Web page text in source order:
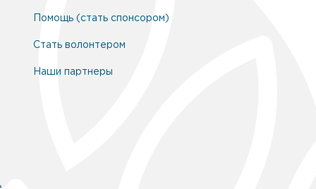
Помощь (стать спонсором)
Стать волонтером
Наши партнеры